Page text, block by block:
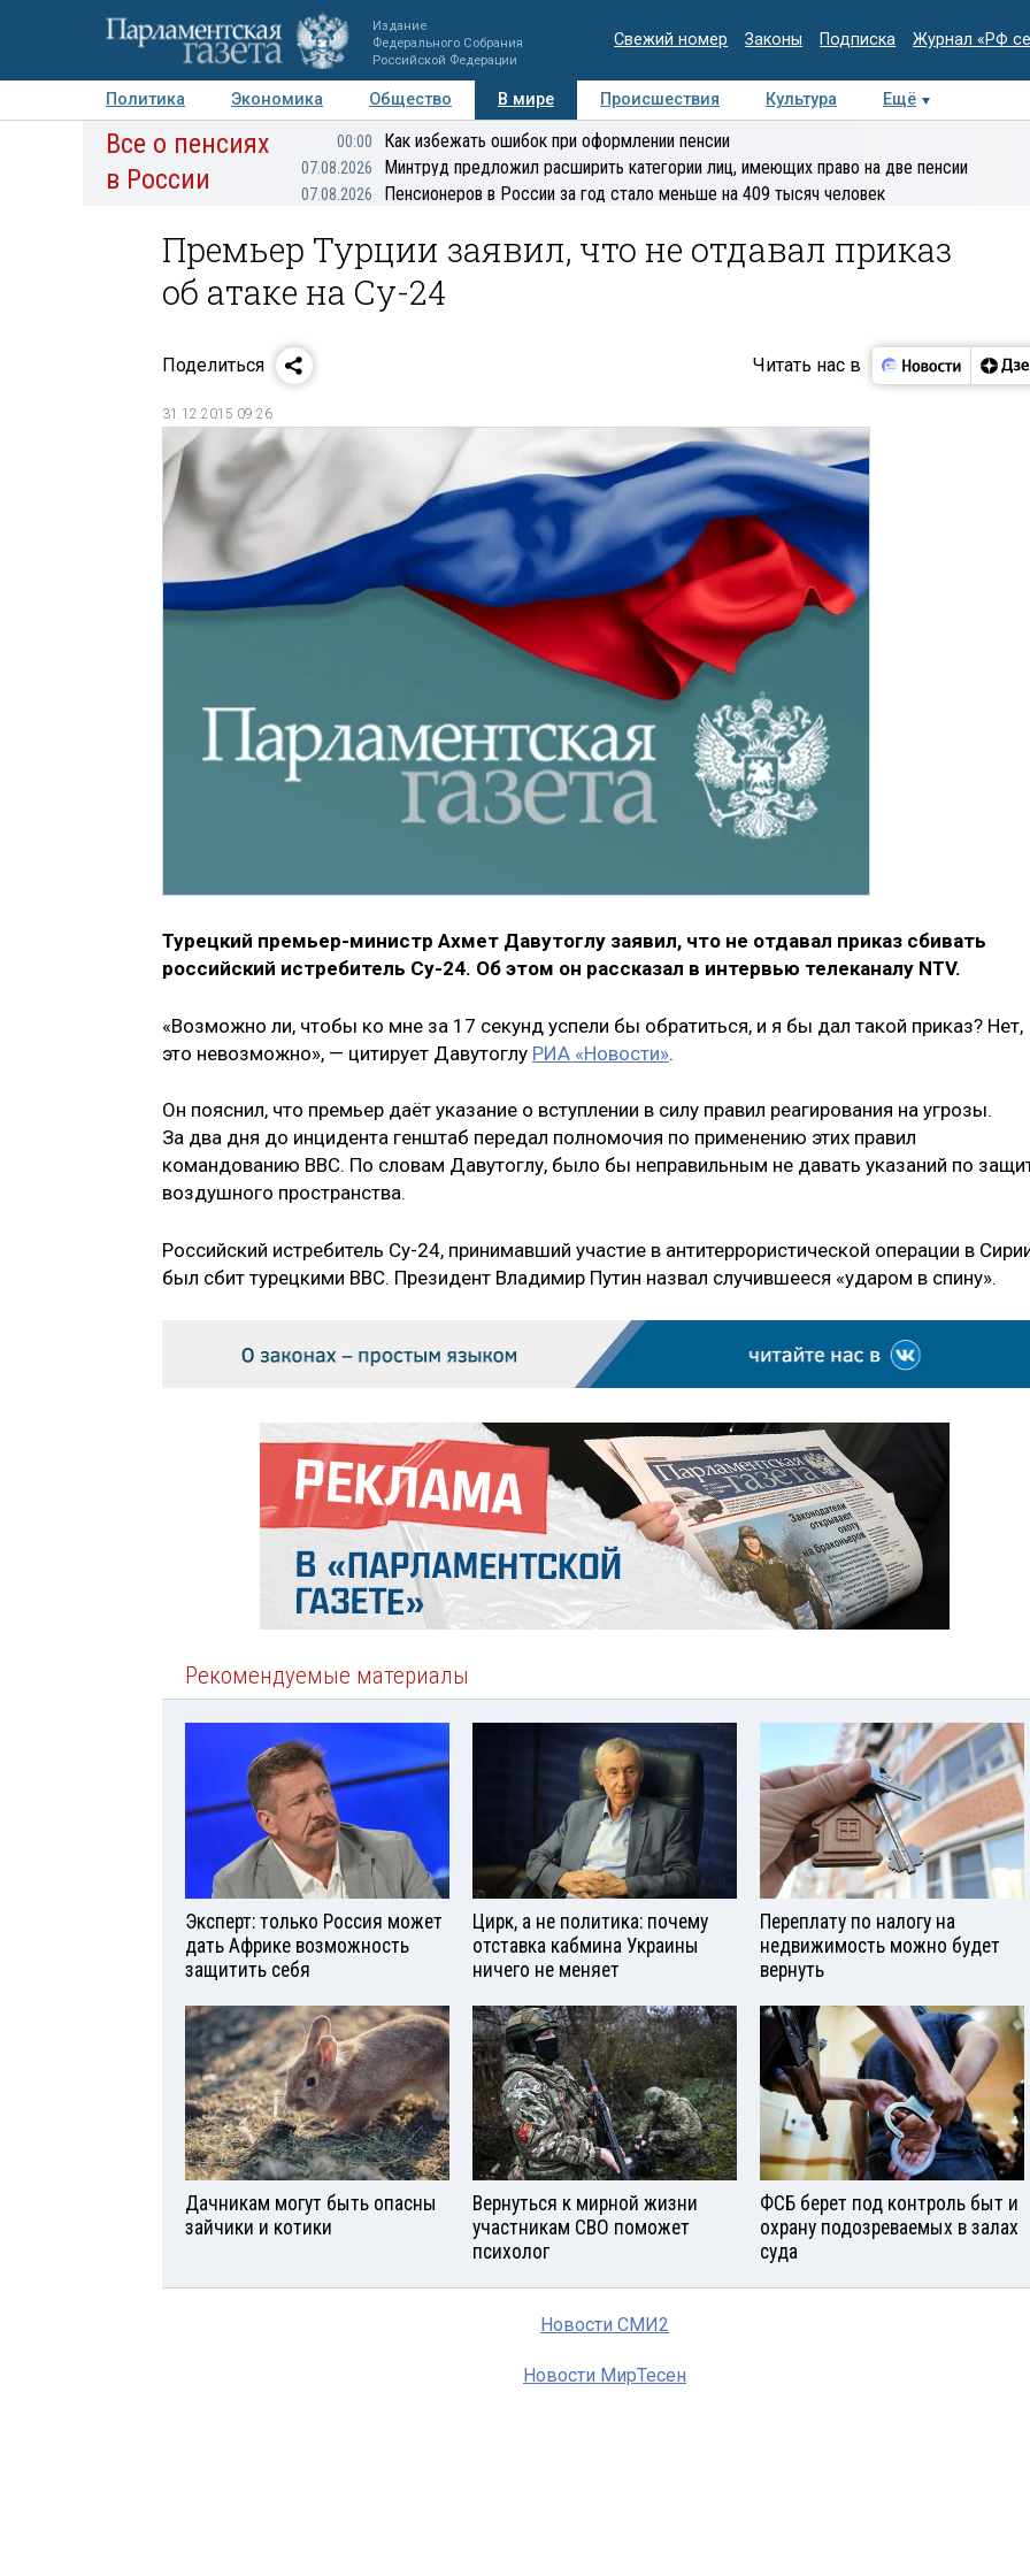
Издание
Федерального Собрания
Российской Федерации
Свежий номер Законы Подписка Журнал «РФ
Политика Экономика Общество В мире Происшествия Культура
Ещё
Авторы Персоны Мнения Регионы Медиацентр Интервью
Все о пенсиях
в России
00:00 Как избежать ошибок при оформлении пенсии
07.08.2026 Минтруд предложил расширить категории лиц, имеющих право на две пенсии
07.08.2026 Пенсионеров в России за год стало меньше на 409 тысяч человек
Премьер Турции заявил, что не отдавал приказ
об атаке на Су-24
Поделиться Читать нас в
31.12.2015 09:26
Турецкий премьер-министр Ахмет Давутоглу заявил, что не отдавал приказ сбивать
российский истребитель Су-24. Об этом он рассказал в интервью телеканалу NTV.
«Возможно ли, чтобы ко мне за 17 секунд успели бы обратиться, и я бы дал такой приказ? Нет,
это невозможно», — цитирует Давутоглу РИА «Новости».
Он пояснил, что премьер даёт указание о вступлении в силу правил реагирования на угрозы.
За два дня до инцидента генштаб передал полномочия по применению этих правил
командованию ВВС. По словам Давутоглу, было бы неправильным не давать указаний по
воздушного пространства.
Российский истребитель Су-24, принимавший участие в антитеррористической операции в
был сбит турецкими ВВС. Президент Владимир Путин назвал случившееся «ударом в спину».
Рекомендуемые материалы
Эксперт: только Россия может
дать Африке возможность
защитить себя
Цирк, а не политика: почему
отставка кабмина Украины
ничего не меняет
Переплату по налогу на
недвижимость можно будет
вернуть
Дачникам могут быть опасны
зайчики и котики
Вернуться к мирной жизни
участникам СВО поможет
психолог
ФСБ берет под контроль быт и
охрану подозреваемых в залах
суда
Новости СМИ2
Новости МирТесен